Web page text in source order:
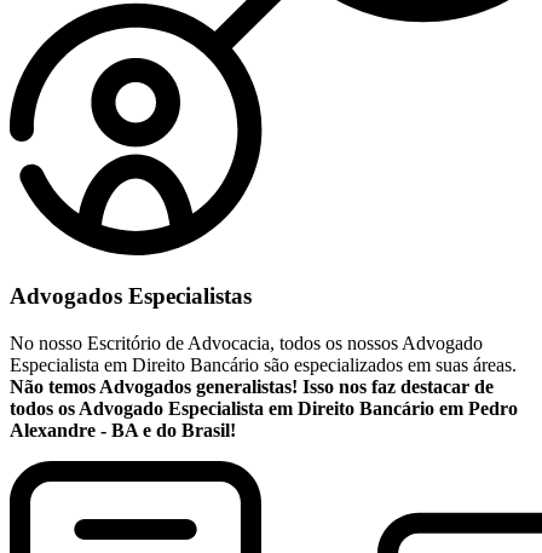
Advogados Especialistas
No nosso Escritório de Advocacia, todos os nossos Advogado
Especialista em Direito Bancário são especializados em suas áreas.
Não temos Advogados generalistas! Isso nos faz destacar de
todos os Advogado Especialista em Direito Bancário em Pedro
Alexandre - BA e do Brasil!